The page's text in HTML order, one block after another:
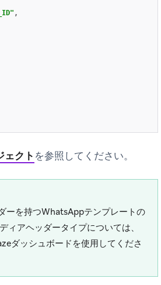
,
クト を参照してください。
ーを持つWhatsAppテンプレートの
アヘッダータイプについては、
ダッシュボードを使用してくださ